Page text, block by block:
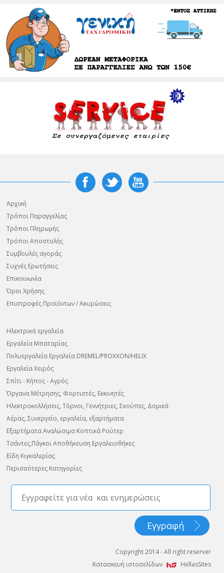
Αρχική
Τρόποι Παραγγελίας
Τρόποι Πληρωμής
Τρόποι Αποστολής
Συμβουλές αγοράς
Συχνές Ερωτήσεις
Επικοινωνία
Όροι Χρήσης
Επιστροφές Προϊόντων / Ακυρώσεις
Ηλεκτρικά εργαλεία
Εργαλεία Μπαταρίας
Πολυεργαλεία Εργαλεία DREMEL/PROXXON/HELIX
Εργαλεία Χειρός
Σπίτι - Κήπος - Αγρός
Όργανα Μέτρησης, Φορτιστές, Εκκινητές
Ηλεκτροκολλήσεις, Τόρνοι, Γεννήτριες, Σκούπες, Δομικά
Αέρας, Συνεργείο, εργαλεία, εξαρτήματα
Εξαρτήματα Αναλώσιμα Κοπτικά Ρούτερ
Τσάντες,Πάγκοι Αποθήκευση Εργαλειοθήκες
Είδη Κιγκαλερίας
Περισσότερες Κατηγορίες
Copyright 2014 - All right reserver
Κατασκευή ιστοσελίδων
HellasSites